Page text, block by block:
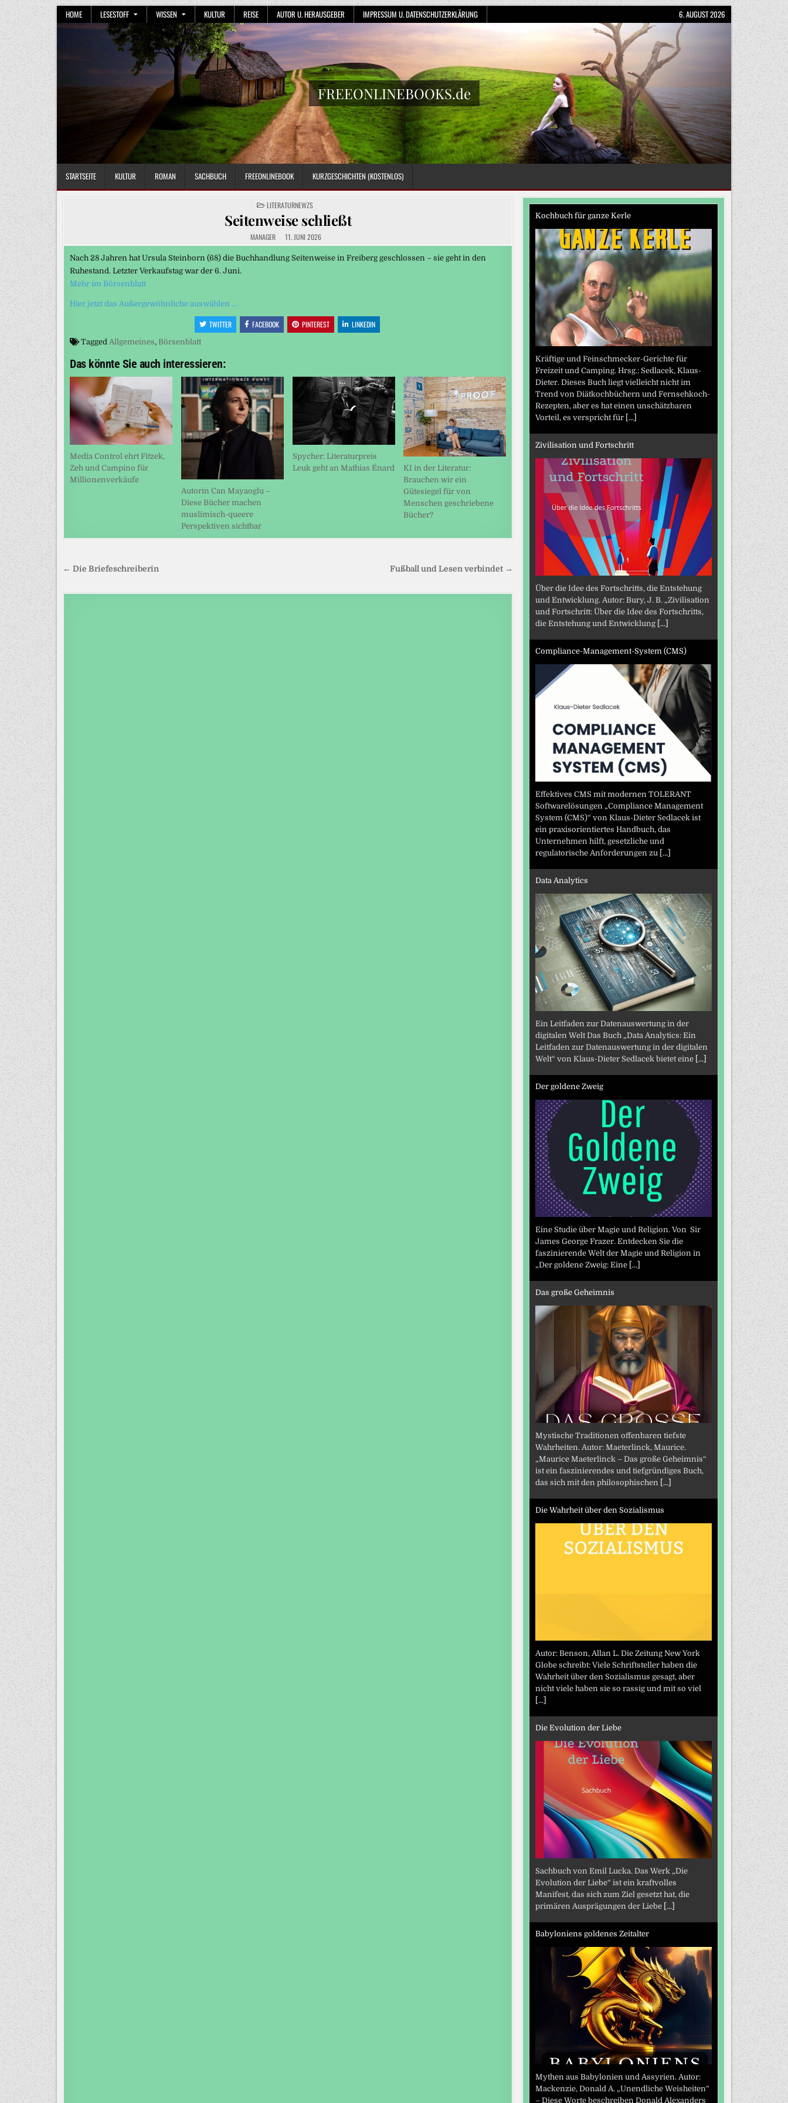
Skip
to
content
HOME LESESTOFF WISSEN KULTUR REISE AUTOR U. HERAUSGEBER IMPRESSUM U. DATENSCHUTZERKLÄRUNG 6. AUGUST 2026
FREEONLINEBOOKS.de
STARTSEITE KULTUR ROMAN SACHBUCH FREEONLINEBOOK KURZGESCHICHTEN (KOSTENLOS)
POSTED
IN
LITERATURNEWZS
Seitenweise schließt
MANAGER 11. JUNI 2026
Nach 28 Jahren hat Ursula Steinborn (68) die Buchhandlung Seitenweise in Freiberg geschlossen – sie geht in den
Ruhestand. Letzter Verkaufstag war der 6. Juni.
Mehr im Börsenblatt
Hier jetzt das Außergewöhnliche auswählen …
TWITTER FACEBOOK PINTEREST LINKEDIN
Tagged Allgemeines, Börsenblatt
Das könnte Sie auch interessieren:
Media Control ehrt Fitzek,
Zeh und Campino für
Millionenverkäufe
Autorin Can Mayaoglu –
Diese Bücher machen
muslimisch-queere
Perspektiven sichtbar
Spycher: Literaturpreis
Leuk geht an Mathias Énard
KI in der Literatur:
Brauchen wir ein
Gütesiegel für von
Menschen geschriebene
Bücher?
Beitragsnavigation Fußball und Lesen verbindet →
← Die Briefeschreiberin
Kochbuch für ganze Kerle
Kräftige und Feinschmecker-Gerichte für
Freizeit und Camping. Hrsg.: Sedlacek, Klaus-
Dieter. Dieses Buch liegt vielleicht nicht im
Trend von Diätkochbüchern und Fernsehkoch-
Rezepten, aber es hat einen unschätzbaren
Vorteil, es verspricht für [...]
Zivilisation und Fortschritt
Über die Idee des Fortschritts, die Entstehung
und Entwicklung. Autor: Bury, J. B. „Zivilisation
und Fortschritt: Über die Idee des Fortschritts,
die Entstehung und Entwicklung [...]
Compliance-Management-System (CMS)
Effektives CMS mit modernen TOLERANT
Softwarelösungen „Compliance Management
System (CMS)“ von Klaus-Dieter Sedlacek ist
ein praxisorientiertes Handbuch, das
Unternehmen hilft, gesetzliche und
regulatorische Anforderungen zu [...]
Data Analytics
Ein Leitfaden zur Datenauswertung in der
digitalen Welt Das Buch „Data Analytics: Ein
Leitfaden zur Datenauswertung in der digitalen
Welt“ von Klaus-Dieter Sedlacek bietet eine [...]
Der goldene Zweig
Eine Studie über Magie und Religion. Von Sir
James George Frazer. Entdecken Sie die
faszinierende Welt der Magie und Religion in
„Der goldene Zweig: Eine [...]
Das große Geheimnis
Mystische Traditionen offenbaren tiefste
Wahrheiten. Autor: Maeterlinck, Maurice.
„Maurice Maeterlinck – Das große Geheimnis“
ist ein faszinierendes und tiefgründiges Buch,
das sich mit den philosophischen [...]
Die Wahrheit über den Sozialismus
Autor: Benson, Allan L. Die Zeitung New York
Globe schreibt: Viele Schriftsteller haben die
Wahrheit über den Sozialismus gesagt, aber
nicht viele haben sie so rassig und mit so viel
[...]
Die Evolution der Liebe
Sachbuch von Emil Lucka. Das Werk „Die
Evolution der Liebe“ ist ein kraftvolles
Manifest, das sich zum Ziel gesetzt hat, die
primären Ausprägungen der Liebe [...]
Babyloniens goldenes Zeitalter
Mythen aus Babylonien und Assyrien. Autor:
Mackenzie, Donald A. „Unendliche Weisheiten“
– Diese Worte beschreiben Donald Alexanders